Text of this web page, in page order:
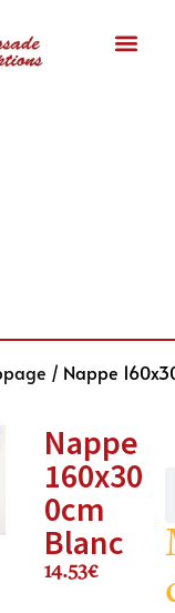
/ Nappe
Nappe
160x30
0cm
Blanc
14.53€